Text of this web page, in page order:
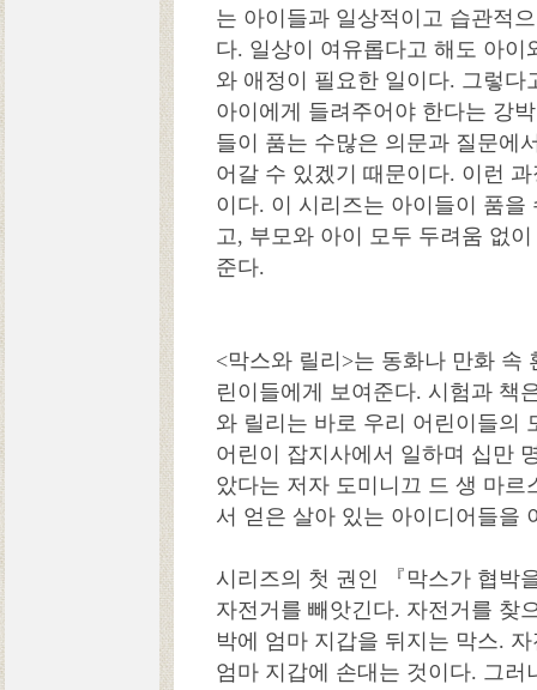
는 아이들과 일상적이고 습관적
다. 일상이 여유롭다고 해도 아
와 애정이 필요한 일이다. 그렇
아이에게 들려주어야 한다는 강
들이 품는 수많은 의문과 질문에
어갈 수 있겠기 때문이다. 이런
이다. 이 시리즈는 아이들이 품
고, 부모와 아이 모두 두려움 없
준다.
<막스와 릴리>는 동화나 만화 속
린이들에게 보여준다. 시험과 책
와 릴리는 바로 우리 어린이들의
어린이 잡지사에서 일하며 십만
았다는 저자 도미니끄 드 생 마
서 얻은 살아 있는 아이디어들을
시리즈의 첫 권인 『막스가 협박
자전거를 빼앗긴다. 자전거를 찾
박에 엄마 지갑을 뒤지는 막스.
엄마 지갑에 손대는 것이다. 그